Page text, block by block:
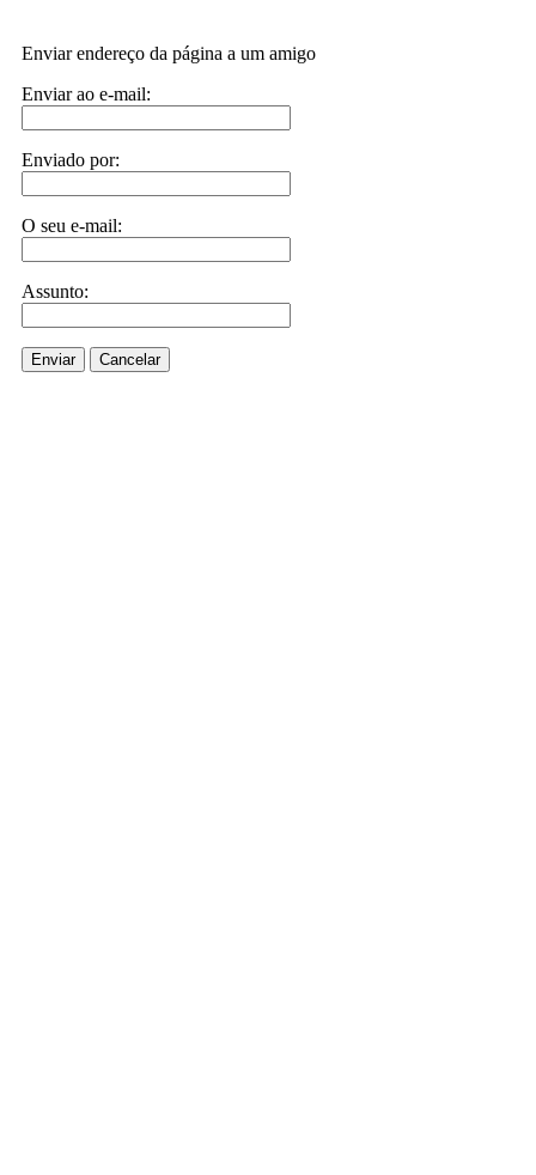
Enviar endereço da página a um amigo
Enviar ao e-mail:
Enviado por:
O seu e-mail:
Assunto:
Enviar Cancelar